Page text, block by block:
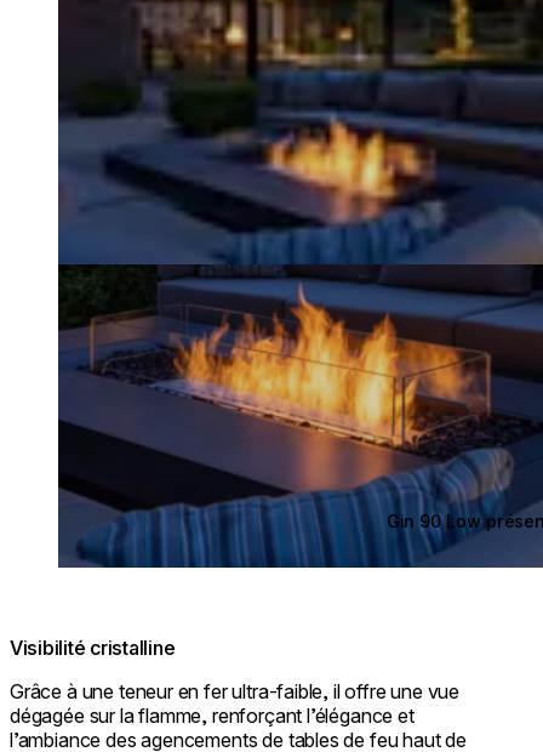
Gin 90 Low
Visibilité cristalline
Grâce à une teneur en fer ultra-faible, il offre une vue
dégagée sur la flamme, renforçant l’élégance et
l’ambiance des agencements de tables de feu haut de